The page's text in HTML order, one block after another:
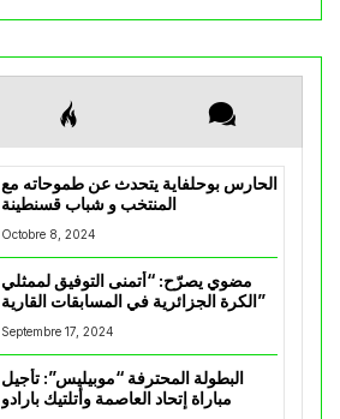
الحارس بوحلفاية يتحدث عن طموحاته مع
المنتخب و شباب قسنطينة
Octobre 8, 2024
مضوي يصرّح: “أتمنى التوفيق لممثلي
الكرة الجزائرية في المسابقات القارية”
Septembre 17, 2024
البطولة المحترفة “موبيليس”: تأجيل
مباراة إتحاد العاصمة وأتلتيك بارادو